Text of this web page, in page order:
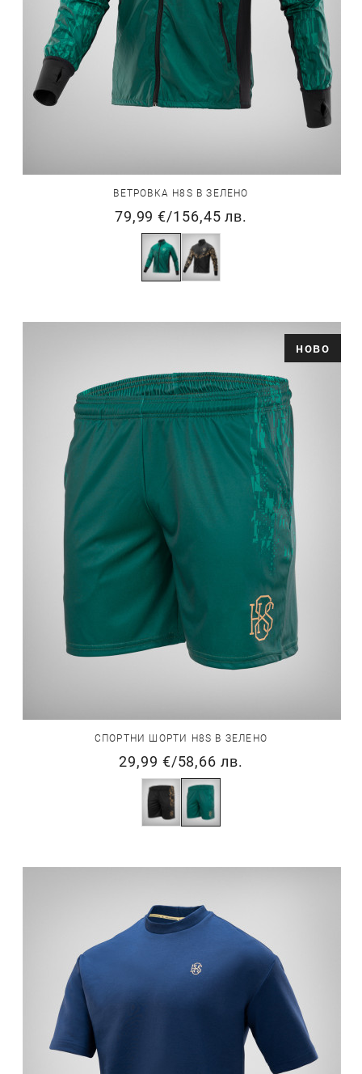
ВЕТРОВКА H8S В ЗЕЛЕНО
79,99 €/156,45 лв.
ново
СПОРТНИ ШОРТИ H8S В ЗЕЛЕНО
29,99 €/58,66 лв.